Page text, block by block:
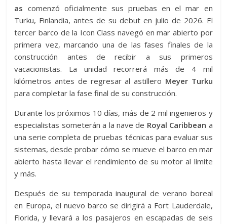
as comenzó oficialmente sus pruebas en el mar en
Turku, Finlandia, antes de su debut en julio de 2026. El
tercer barco de la Icon Class navegó en mar abierto por
primera vez, marcando una de las fases finales de la
construcción antes de recibir a sus primeros
vacacionistas. La unidad recorrerá más de 4 mil
kilómetros antes de regresar al astillero Meyer Turku
para completar la fase final de su construcción.
Durante los próximos 10 días, más de 2 mil ingenieros y
especialistas someterán a la nave de Royal Caribbean a
una serie completa de pruebas técnicas para evaluar sus
sistemas, desde probar cómo se mueve el barco en mar
abierto hasta llevar el rendimiento de su motor al límite
y más.
Después de su temporada inaugural de verano boreal
en Europa, el nuevo barco se dirigirá a Fort Lauderdale,
Florida, y llevará a los pasajeros en escapadas de seis